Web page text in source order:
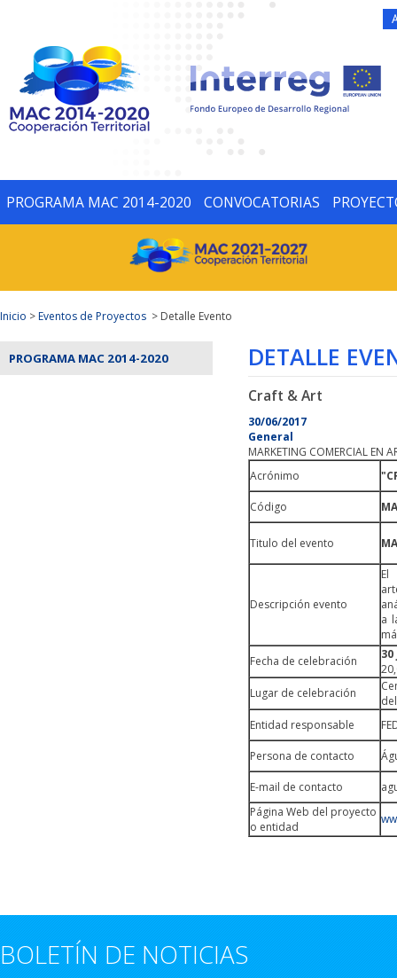
PROGRAMA MAC 2014-2020 CONVOCATORIAS
Inicio >Eventos de Proyectos > Detalle Evento
PROGRAMA MAC 2014-2020 DETALLE
Craft & Art
30/06/2017
General
MARKETING COMERCIAL EN
Acrónimo
Código
Titulo del evento
Descripción evento
El
a
Fecha de celebración
Lugar de celebración
Entidad responsable
Persona de contacto
E-mail de contacto
Página Web del proyecto
o entidad
BOLETÍN DE NOTICIAS